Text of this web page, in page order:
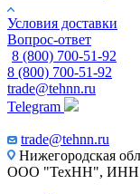
Условия доставки
Вопрос-ответ
8 (800) 700-51-92
8 (800) 700-51-92
trade@tehnn.ru
Telegram
trade@tehnn.ru
Нижегородская
ООО "ТехНН", ИНН: